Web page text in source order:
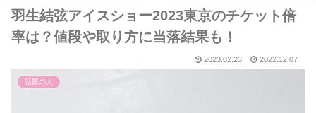
羽生結弦アイスショー2023東京のチケット倍
率は？値段や取り方に当落結果も！
2023.02.23 2022.12.07
話題の人